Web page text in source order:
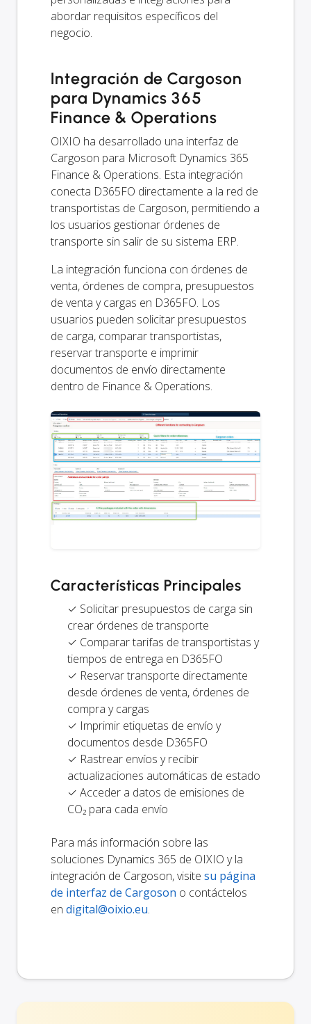
abordar requisitos específicos del
negocio.
Integración de Cargoson
para Dynamics 365
Finance & Operations
OIXIO ha desarrollado una interfaz de
Cargoson para Microsoft Dynamics 365
Finance & Operations. Esta integración
conecta D365FO directamente a la red de
transportistas de Cargoson, permitiendo a
los usuarios gestionar órdenes de
transporte sin salir de su sistema ERP.
La integración funciona con órdenes de
venta, órdenes de compra, presupuestos
de venta y cargas en D365FO. Los
usuarios pueden solicitar presupuestos
de carga, comparar transportistas,
reservar transporte e imprimir
documentos de envío directamente
dentro de Finance & Operations.
Características Principales
✓ Solicitar presupuestos de carga sin
crear órdenes de transporte
✓ Comparar tarifas de transportistas y
tiempos de entrega en D365FO
✓ Reservar transporte directamente
desde órdenes de venta, órdenes de
compra y cargas
✓ Imprimir etiquetas de envío y
documentos desde D365FO
✓ Rastrear envíos y recibir
actualizaciones automáticas de estado
✓ Acceder a datos de emisiones de
CO₂ para cada envío
Para más información sobre las
soluciones Dynamics 365 de OIXIO y la
integración de Cargoson, visite su página
de interfaz de Cargoson o contáctelos
en digital@oixio.eu.